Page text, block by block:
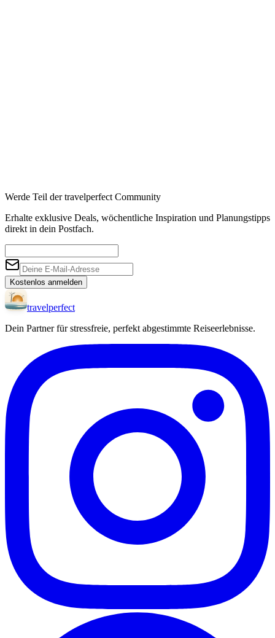
Werde Teil der travelperfect Community
Erhalte exklusive Deals, wöchentliche Inspiration und Planungstipps
direkt in dein Postfach.
Kostenlos anmelden
travelperfect
Dein Partner für stressfreie, perfekt abgestimmte Reiseerlebnisse.